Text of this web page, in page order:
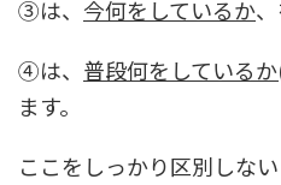
③は、 今何をしているか
④は、 普段何をしている
ます。
ここをしっかり区別しな